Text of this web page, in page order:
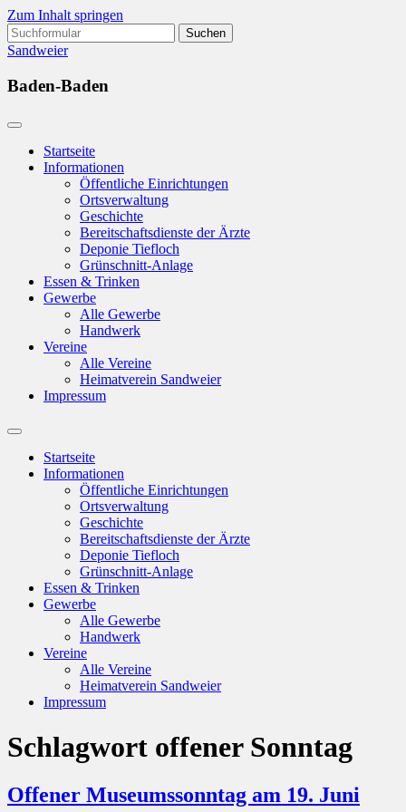
Zum Inhalt springen
Suchen
nach:
Sandweier
Baden-Baden
Startseite
Informationen
Öffentliche Einrichtungen
Ortsverwaltung
Geschichte
Bereitschaftsdienste der Ärzte
Deponie Tiefloch
Grünschnitt-Anlage
Essen & Trinken
Gewerbe
Alle Gewerbe
Handwerk
Vereine
Alle Vereine
Heimatverein Sandweier
Impressum
Suchfeld
ein-/ausblenden
Startseite
Informationen
Öffentliche Einrichtungen
Ortsverwaltung
Geschichte
Bereitschaftsdienste der Ärzte
Deponie Tiefloch
Grünschnitt-Anlage
Essen & Trinken
Gewerbe
Alle Gewerbe
Handwerk
Vereine
Alle Vereine
Heimatverein Sandweier
Impressum
Schlagwort offener Sonntag
Offener Museumssonntag am 19. Juni